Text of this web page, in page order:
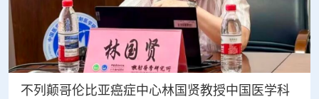
不列颠哥伦比亚癌症中心林国贤教授中国医学科